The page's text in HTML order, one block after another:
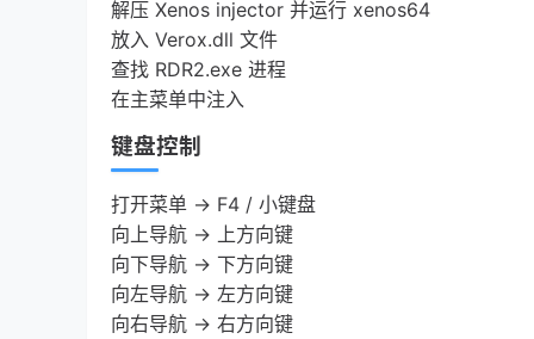
解压 Xenos injector 并运行 xenos64
放入 Verox.dll 文件
查找 RDR2.exe 进程
在主菜单中注入
键盘控制
打开菜单 → F4 / 小键盘
向上导航 → 上方向键
向下导航 → 下方向键
向左导航 → 左方向键
向右导航 → 右方向键